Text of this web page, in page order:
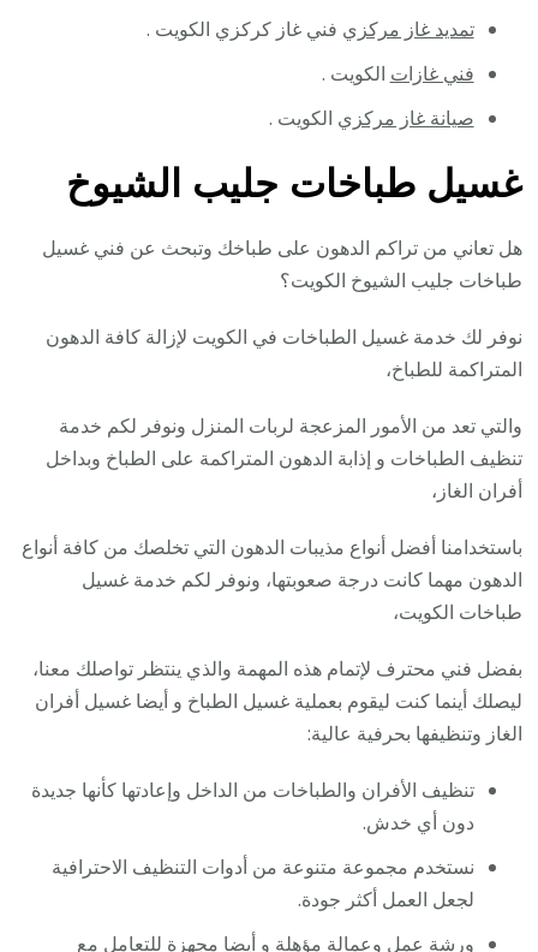
تمديد غاز مركزي فني غاز كركزي الكويت .
فني غازات الكويت .
صيانة غاز مركزي الكويت .
غسيل طباخات جليب الشيوخ
هل تعاني من تراكم الدهون على طباخك وتبحث عن فني غسيل
طباخات جليب الشيوخ الكويت؟
نوفر لك خدمة غسيل الطباخات في الكويت لإزالة كافة الدهون
المتراكمة للطباخ،
والتي تعد من الأمور المزعجة لربات المنزل ونوفر لكم خدمة
تنظيف الطباخات و إذابة الدهون المتراكمة على الطباخ وبداخل
أفران الغاز،
باستخدامنا أفضل أنواع مذيبات الدهون التي تخلصك من كافة أنواع
الدهون مهما كانت درجة صعوبتها، ونوفر لكم خدمة غسيل
طباخات الكويت،
بفضل فني محترف لإتمام هذه المهمة والذي ينتظر تواصلك معنا،
ليصلك أينما كنت ليقوم بعملية غسيل الطباخ و أيضا غسيل أفران
الغاز وتنظيفها بحرفية عالية:
تنظيف الأفران والطباخات من الداخل وإعادتها كأنها جديدة
دون أي خدش.
نستخدم مجموعة متنوعة من أدوات التنظيف الاحترافية
لجعل العمل أكثر جودة.
ورشة عمل وعمالة مؤهلة و أيضا مجهزة للتعامل مع